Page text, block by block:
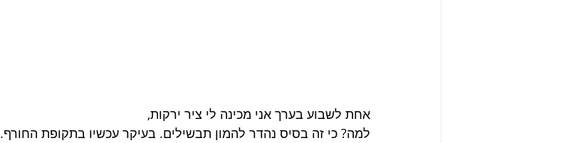
אחת לשבוע בערך אני מכינה לי ציר ירקות,
למה? כי זה בסיס נהדר להמון תבשילים. בעיקר עכשיו בתקופת החורף.